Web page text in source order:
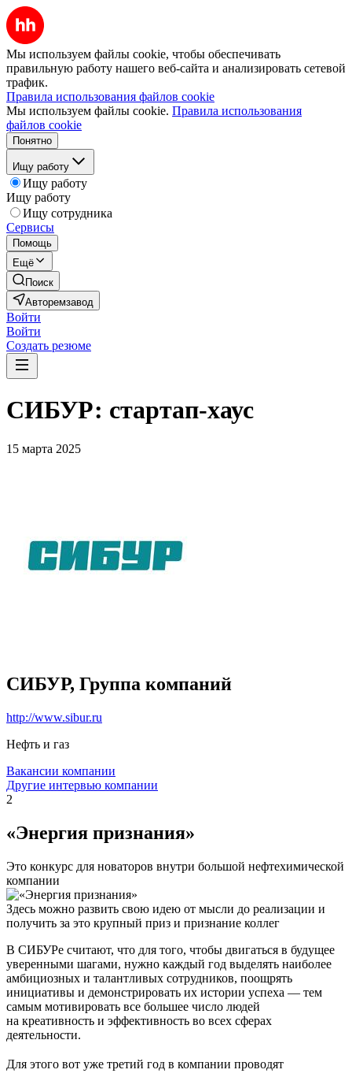
Мы используем файлы cookie, чтобы обеспечивать
правильную работу нашего веб-сайта и анализировать сетевой
трафик.
Правила использования файлов cookie
Мы используем файлы cookie. Правила использования
файлов cookie
Понятно
Ищу работу
Ищу работу
Ищу работу
Ищу сотрудника
Сервисы
Помощь
Ещё
Поиск
Авторемзавод
Войти
Войти
Создать резюме
СИБУР: стартап-хаус
15 марта 2025
СИБУР, Группа компаний
http://www.sibur.ru
Нефть и газ
Вакансии компании
Другие интервью компании
2
«Энергия признания»
Это конкурс для новаторов внутри большой нефтехимической
компании
Здесь можно развить свою идею от мысли до реализации и
получить за это крупный приз и признание коллег
В СИБУРе считают, что для того, чтобы двигаться в будущее
уверенными шагами, нужно каждый год выделять наиболее
амбициозных и талантливых сотрудников, поощрять
инициативы и демонстрировать их истории успеха — тем
самым мотивировать все большее число людей
на креативность и эффективность во всех сферах
деятельности.
Для этого вот уже третий год в компании проводят